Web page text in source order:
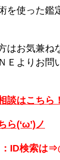
を使った鑑
はお気兼ね
Ｅよりお問
談はこちら！
ら(‘ω’)ノ
ID検索は